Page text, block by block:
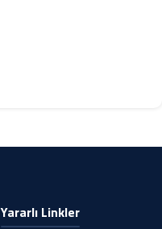
Yararlı Linkler